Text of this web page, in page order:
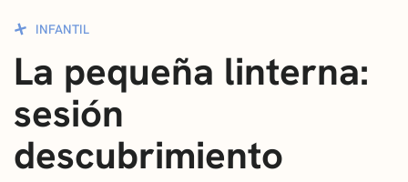
CONVOCATORIAS
NOTICIAS
GETXO KULTURA
ASOCIACIONES CULTURALES
INFANTIL
La pequeña linterna:
sesión
descubrimiento